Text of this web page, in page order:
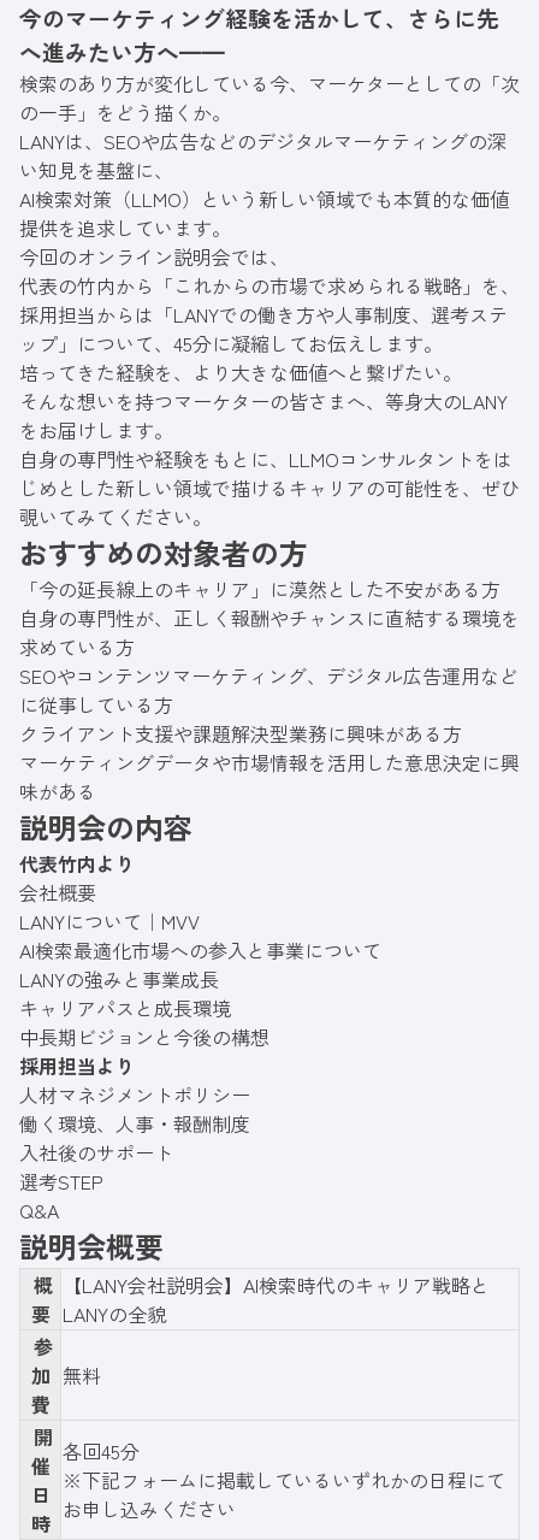
今のマーケティング経験を活かして、さらに先
へ進みたい方へ━━
検索のあり方が変化している今、マーケターとしての「次
の一手」をどう描くか。
LANYは、SEOや広告などのデジタルマーケティングの深
い知見を基盤に、
AI検索対策（LLMO）という新しい領域でも本質的な価値
提供を追求しています。
今回のオンライン説明会では、
代表の竹内から「これからの市場で求められる戦略」を、
採用担当からは「LANYでの働き方や人事制度、選考ステ
ップ」について、45分に凝縮してお伝えします。
培ってきた経験を、より大きな価値へと繋げたい。
そんな想いを持つマーケターの皆さまへ、等身大のLANY
をお届けします。
自身の専門性や経験をもとに、LLMOコンサルタントをは
じめとした新しい領域で描けるキャリアの可能性を、ぜひ
覗いてみてください。
おすすめの対象者の方
「今の延長線上のキャリア」に漠然とした不安がある方
自身の専門性が、正しく報酬やチャンスに直結する環境を
求めている方
SEOやコンテンツマーケティング、デジタル広告運用など
に従事している方
クライアント支援や課題解決型業務に興味がある方
マーケティングデータや市場情報を活用した意思決定に興
味がある
説明会の内容
代表竹内より
会社概要
LANYについて｜MVV
AI検索最適化市場への参入と事業について
LANYの強みと事業成長
キャリアパスと成長環境
中長期ビジョンと今後の構想
採用担当より
人材マネジメントポリシー
働く環境、人事・報酬制度
入社後のサポート
選考STEP
Q&A
説明会概要
概
要
【LANY会社説明会】AI検索時代のキャリア戦略と
LANYの全貌
参
加
費
無料
開
催
日
時
各回45分
※下記フォームに掲載しているいずれかの日程にて
お申し込みください